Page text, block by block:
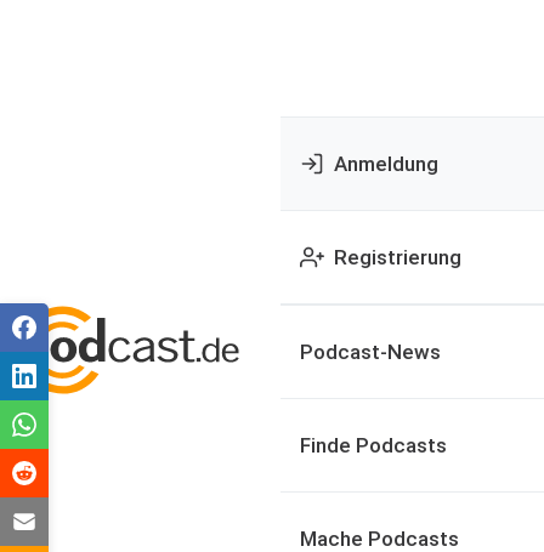
Anmeldung
Registrierung
Podcast-News
Finde Podcasts
Mache Podcasts